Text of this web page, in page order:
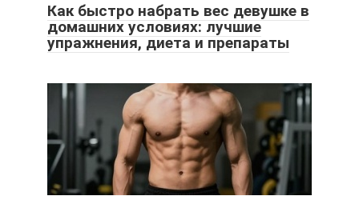
Как быстро набрать вес девушке в
домашних условиях: лучшие
упражнения, диета и препараты